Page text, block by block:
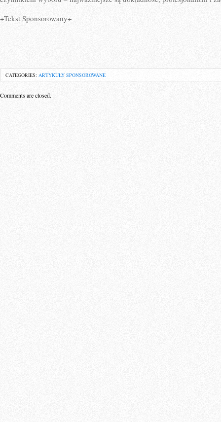
+Tekst Sponsorowany+
CATEGORIES: ARTYKUŁY SPONSOROWANE
Comments are closed.